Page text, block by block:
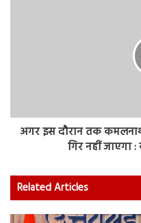
अगर इस दौरान तक
गिर नहीं जाएगा
Related Articles